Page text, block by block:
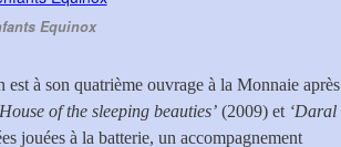
Equinox
est à son quatrième ouvrage à la Monnaie après
of the sleeping beauties’ (2009) et ‘Daral
jouées à la batterie, un accompagnement